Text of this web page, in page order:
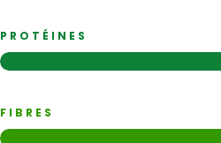
notations
client
PROTÉINES
FIBRES